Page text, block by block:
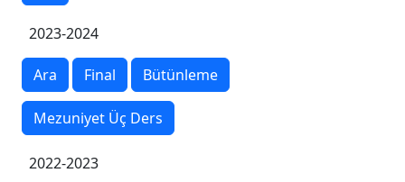
2023-2024
Ara Final Bütünleme
Mezuniyet Üç Ders
2022-2023